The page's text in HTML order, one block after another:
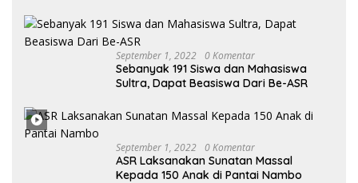
September 1, 2022 0 Komentar
Sebanyak 191 Siswa dan Mahasiswa
Sultra, Dapat Beasiswa Dari Be-ASR
September 1, 2022 0 Komentar
ASR Laksanakan Sunatan Massal
Kepada 150 Anak di Pantai Nambo